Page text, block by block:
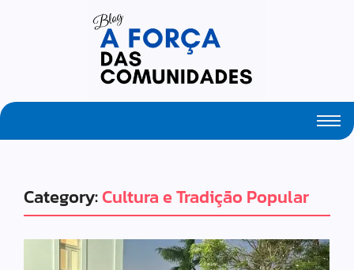
Fresh Articles Every Day
Category:Cultura e Tradição Popular